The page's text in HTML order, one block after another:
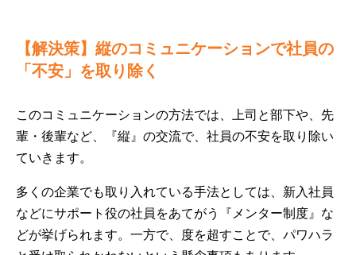
【解決策】縦のコミュニケーションで社員の
「不安」を取り除く
このコミュニケーションの方法では、上司と部下や、先
輩・後輩など、『縦』の交流で、社員の不安を取り除い
ていきます。
多くの企業でも取り入れている手法としては、新入社員
などにサポート役の社員をあてがう『メンター制度』な
どが挙げられます。一方で、度を超すことで、パワハラ